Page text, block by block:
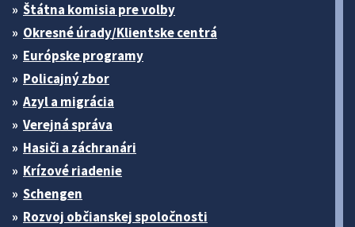
Štátna komisia pre volby
Okresné úrady/Klientske centrá
Európske programy
Policajný zbor
Azyl a migrácia
Verejná správa
Hasiči a záchranári
Krízové riadenie
Schengen
Rozvoj občianskej spoločnosti